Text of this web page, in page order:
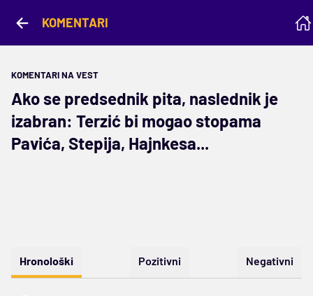
KOMENTARI
KOMENTARI NA VEST
Ako se predsednik pita, naslednik je
izabran: Terzić bi mogao stopama
Pavića, Stepija, Hajnkesa...
Hronološki Pozitivni Negativni